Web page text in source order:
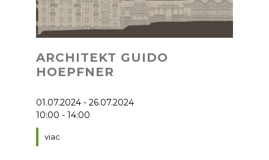
ARCHITEKT GUIDO
HOEPFNER
01.07.2024 - 26.07.2024
10:00 - 14:00
viac